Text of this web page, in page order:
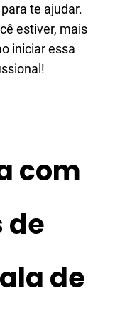
te ajudar.
estiver, mais
iniciar essa
com
de
de